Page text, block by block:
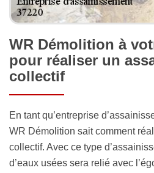
WR Démolition à
pour réaliser un
collectif
En tant qu’entreprise
WR Démolition sait comment
collectif. Avec ce type
d’eaux usées sera relié avec